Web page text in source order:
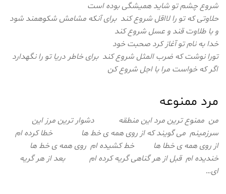
شروع چشم تو شاید همیشگی بوده است
حلاوتی که تو را لااقل شروع کند برای آنکه مشامش شکوهمند شود
و با طلاوت قند و عسل شروع کند
خدا به نام تو آغاز کرد صحبت خود
تورا نوشت که ضرب المثل شروع کند برای خاطر دریا تو را نگهدارد
اگر که خواست مرا با اجل شروع کن
مرد ممنوعه
من ممنوع ترین مرد این منطقه دشوار ترین مرز این
سرزمینم می گویند که از روی همه ی خط ها خطا کرده ام
از روی همه ی خطا ها خط کشیده ام روی همه ی خط ها
خندیده ام قبل از هر گناهی گریه کرده ام بعد از هر گریه
ای…